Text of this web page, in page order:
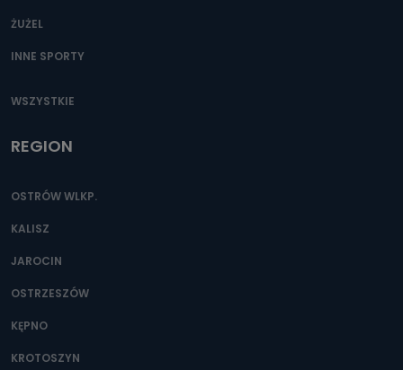
ŻUŻEL
INNE SPORTY
WSZYSTKIE
REGION
OSTRÓW WLKP.
KALISZ
JAROCIN
OSTRZESZÓW
KĘPNO
KROTOSZYN